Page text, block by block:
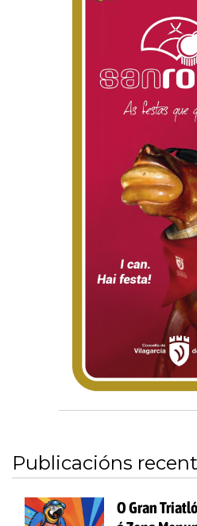
Publicacións
O Gran